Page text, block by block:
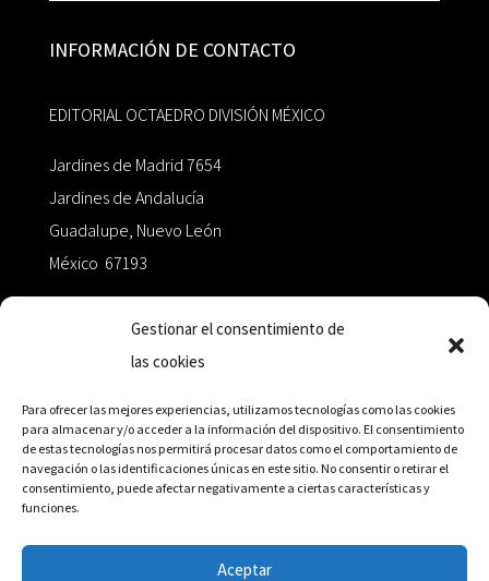
Gestionar el consentimiento de
las cookies
Para ofrecer las mejores experiencias, utilizamos tecnologías como las cookies
para almacenar y/o acceder a la información del dispositivo. El consentimiento
de estas tecnologías nos permitirá procesar datos como el comportamiento de
navegación o las identificaciones únicas en este sitio. No consentir o retirar el
consentimiento, puede afectar negativamente a ciertas características y
funciones.
Aceptar
INFORMACIÓN DE CONTACTO
EDITORIAL OCTAEDRO DIVISIÓN MÉXICO
Jardines de Madrid 7654
Jardines de Andalucía
Guadalupe, Nuevo León
México 67193
+52 811.499.5638
RED DE DISTRIBUCIÓN